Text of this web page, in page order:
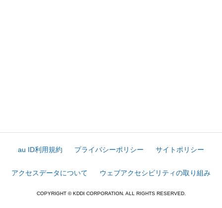
au ID利用規約 プライバシーポリシー サイトポリシー
アクセスデータについて ウェブアクセシビリティの取り組み
COPYRIGHT © KDDI CORPORATION. ALL RIGHTS RESERVED.